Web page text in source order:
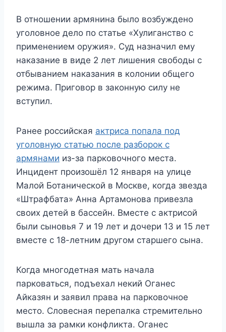
В отношении армянина было возбуждено
уголовное дело по статье «Хулиганство с
применением оружия». Суд назначил ему
наказание в виде 2 лет лишения свободы с
отбыванием наказания в колонии общего
режима. Приговор в законную силу не
вступил.
Ранее российская актриса попала под
уголовную статью после разборок с
армянами из-за парковочного места.
Инцидент произошёл 12 января на улице
Малой Ботанической в Москве, когда звезда
«Штрафбата» Анна Артамонова привезла
своих детей в бассейн. Вместе с актрисой
были сыновья 7 и 19 лет и дочери 13 и 15 лет
вместе с 18-летним другом старшего сына.
Когда многодетная мать начала
парковаться, подъехал некий Оганес
Айказян и заявил права на парковочное
место. Словесная перепалка стремительно
вышла за рамки конфликта. Оганес